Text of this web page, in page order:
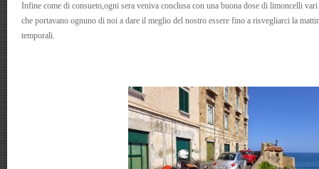
Infine come di consueto,ogni sera veniva conclusa con una buona dose di limoncelli
che portavano ognuno di noi a dare il meglio del nostro essere fino a risvegliarci la
temporali.